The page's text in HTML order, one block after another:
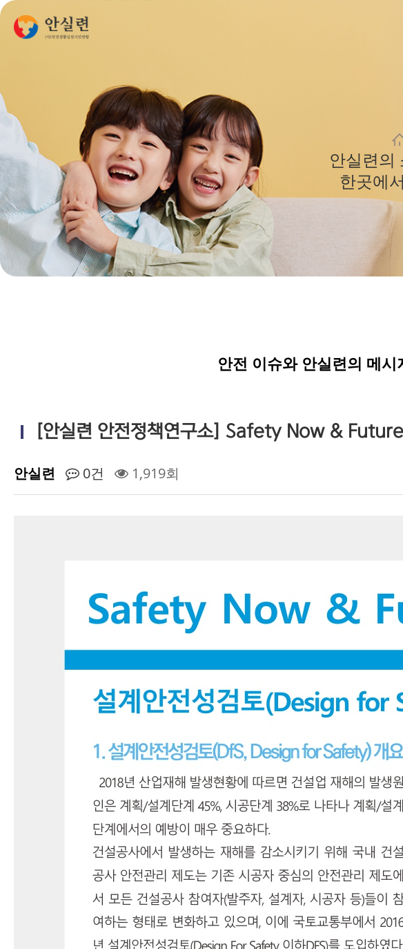
안실련의
한곳에
안전 이슈와 안실련의 메
[안실련 안전정책연구소] Safety Now &
안실련 0건 1,919회